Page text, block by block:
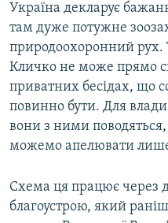
Україна декларує
там дуже потужне
природоохоронний рух.
Кличко не може прямо
приватних бесідах, що
повинно бути. Для влади
вони з ними
можемо апелювати
Схема ця працює через
благоустрою, який